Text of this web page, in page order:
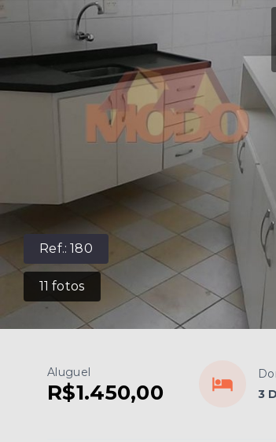
Ref.:180
11 fotos
Aluguel
R$1.450,00
3